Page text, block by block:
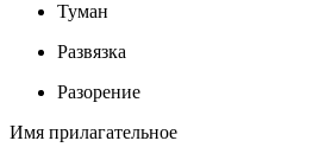
Туман
Развязка
Разорение
Имя прилагательное